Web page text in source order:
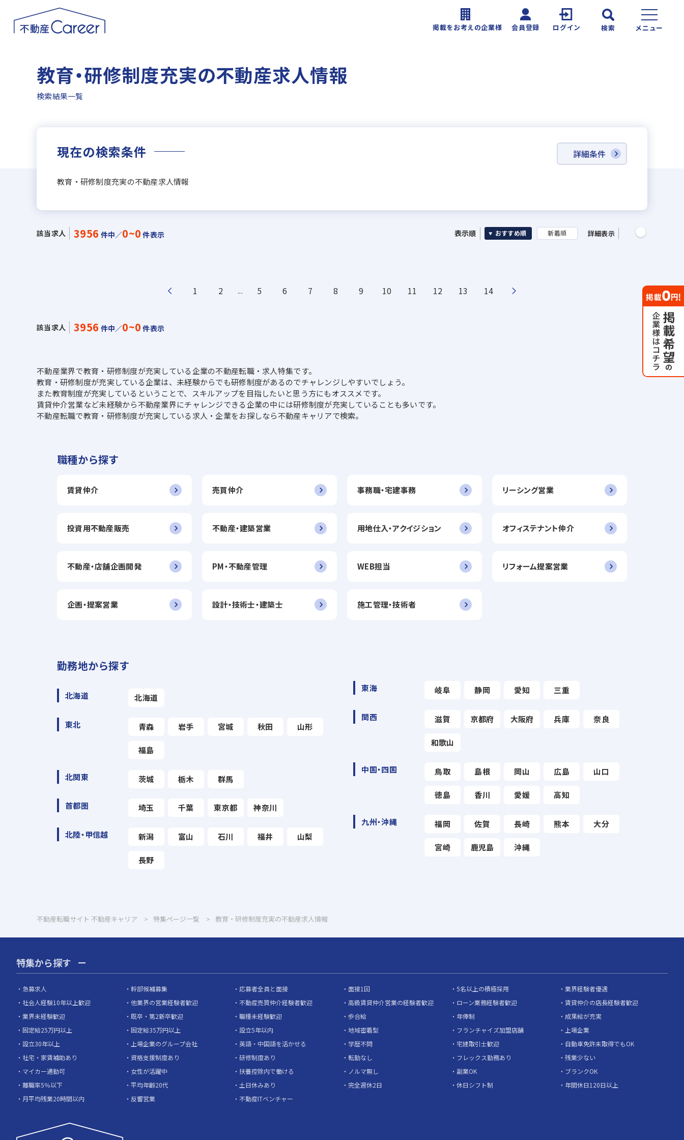
掲載をお考えの企業様 会員登録 ログイン 検索 メニュー
教育・研修制度充実の不動産求人情報
検索結果一覧
現在の検索条件
教育・研修制度充実の不動産求人情報
詳細条件
該当求人 3956 件中／0~0 件表示 表示順 おすすめ順 新着順 詳細表示
1 2 ... 5 6 7 8 9 10 11 12 13 14
該当求人 3956 件中／0~0 件表示
不動産業界で教育・研修制度が充実している企業の不動産転職・求人特集です。
教育・研修制度が充実している企業は、未経験からでも研修制度があるのでチャレンジしやすいでしょう。
また教育制度が充実しているということで、スキルアップを目指したいと思う方にもオススメです。
賃貸仲介営業など未経験から不動産業界にチャレンジできる企業の中には研修制度が充実していることも多いです。
不動産転職で教育・研修制度が充実している求人・企業をお探しなら不動産キャリアで検索。
職種から探す
賃貸仲介 売買仲介 事務職・宅建事務 リーシング営業
投資用不動産販売 不動産・建築営業 用地仕入・アクイジション オフィステナント仲介
不動産・店舗企画開発 PM・不動産管理 WEB担当 リフォーム提案営業
企画・提案営業 設計・技術士・建築士 施工管理・技術者
勤務地から探す
北海道 北海道
東北 青森 岩手 宮城 秋田 山形
福島
北関東 茨城 栃木 群馬
首都圏 埼玉 千葉 東京都 神奈川
北陸・甲信越 新潟 富山 石川 福井 山梨
長野
東海 岐阜 静岡 愛知 三重
関西 滋賀 京都府 大阪府 兵庫 奈良
和歌山
中国・四国 鳥取 島根 岡山 広島 山口
徳島 香川 愛媛 高知
九州・沖縄 福岡 佐賀 長崎 熊本 大分
宮崎 鹿児島 沖縄
不動産転職サイト 不動産キャリア 特集ページ一覧 教育・研修制度充実の不動産求人情報
特集から探す
急募求人 幹部候補募集 応募者全員と面接 面接1回 5名以上の積極採用
業界経験者優遇
社会人経験10年以上歓迎
他業界の営業経験者歓迎 不動産売買仲介経験者歓迎 高級賃貸仲介営業の経験者歓迎 ローン業務経験者歓迎
賃貸仲介の店長経験者歓迎
業界未経験歓迎
既卒・第2新卒歓迎 職種未経験歓迎 歩合給 年俸制
成果給が充実
固定給25万円以上
固定給35万円以上 設立5年以内 地域密着型 フランチャイズ加盟店舗
上場企業
設立30年以上
上場企業のグループ会社 英語・中国語を活かせる 学歴不問 宅建取引士歓迎
自動車免許未取得でもOK
社宅・家賃補助あり
資格支援制度あり 研修制度あり 転勤なし フレックス勤務あり
残業少ない
マイカー通勤可
女性が活躍中 扶養控除内で働ける ノルマ無し 副業OK
ブランクOK
離職率5％以下
平均年齢20代 土日休みあり 完全週休2日 休日シフト制
年間休日120日以上
月平均残業20時間以内
反響営業 不動産ITベンチャー